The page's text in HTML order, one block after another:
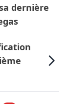
dernière